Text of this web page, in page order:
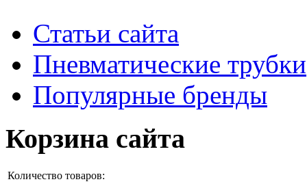
Статьи сайта
Пневматические трубки
Популярные бренды
Корзина сайта
Количество товаров: